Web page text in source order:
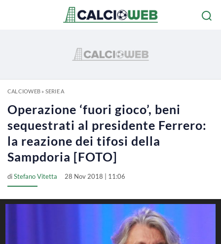
CALCIOWEB» SERIE A
Operazione ‘fuori gioco’, beni
sequestrati al presidente Ferrero:
la reazione dei tifosi della
Sampdoria [FOTO]
diStefano Vitetta 28 Nov 2018 | 11:06